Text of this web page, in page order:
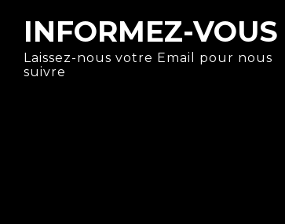
INFORMEZ-VOUS
Laissez-nous votre Email pour nous
suivre